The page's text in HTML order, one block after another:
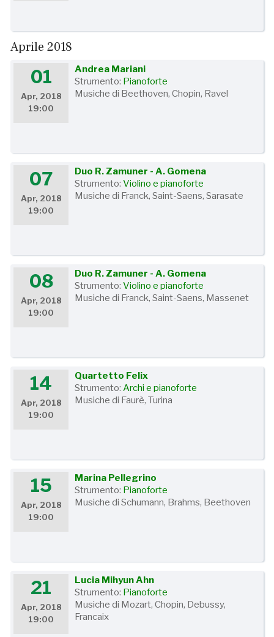
Aprile 2018
01
Apr, 2018
19:00
Andrea Mariani
Strumento: Pianoforte
Musiche di Beethoven, Chopin, Ravel
07
Apr, 2018
19:00
Duo R. Zamuner - A. Gomena
Strumento:Violino e pianoforte
Musiche di Franck, Saint-Saens, Sarasate
08
Apr, 2018
19:00
Duo R. Zamuner - A. Gomena
Strumento:Violino e pianoforte
Musiche di Franck, Saint-Saens, Massenet
14
Apr, 2018
19:00
Quartetto Felix
Strumento:Archi e pianoforte
Musiche di Faurè, Turina
15
Apr, 2018
19:00
Marina Pellegrino
Strumento: Pianoforte
Musiche di Schumann, Brahms, Beethoven
21
Apr, 2018
19:00
Lucia Mihyun Ahn
Strumento: Pianoforte
Musiche di Mozart, Chopin, Debussy,
Francaix